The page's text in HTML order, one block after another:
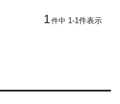
1 件中 1-1件表示